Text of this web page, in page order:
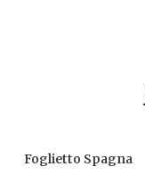
Foglietto Spagna